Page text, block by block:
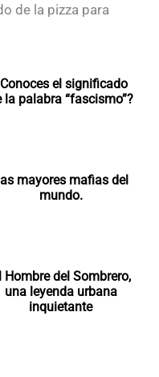
de la pizza para
el significado
la palabra “fascismo”?
mayores mafias del
mundo.
Hombre del Sombrero,
una leyenda urbana
inquietante